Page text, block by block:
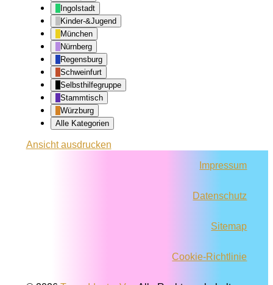
Ingolstadt
Kinder-&Jugend
München
Nürnberg
Regensburg
Schweinfurt
Selbsthilfegruppe
Stammtisch
Würzburg
Alle Kategorien
Ansichtausdrucken
Impressum
Datenschutz
Sitemap
Cookie-Richtlinie